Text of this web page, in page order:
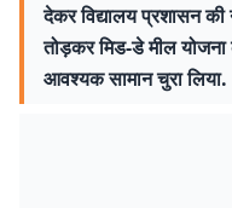
देकर विद्यालय प्रशासन की
तोड़कर मिड-डे मील
आवश्यक सामान चुरा लिया.